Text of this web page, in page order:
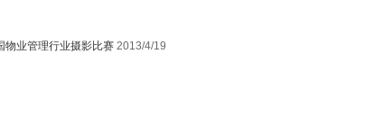
业管理行业摄影比赛 2013/4/19